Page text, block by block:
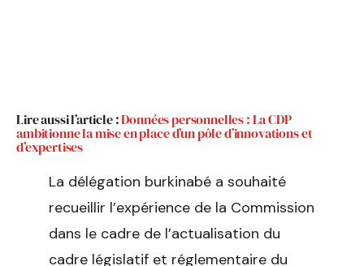
Lire aussi l’article :Données personnelles : La CDP
ambitionne la mise en place d’un pôle d’innovations et
d’expertises
La délégation burkinabé a souhaité
recueillir l’expérience de la Commission
dans le cadre de l’actualisation du
cadre législatif et réglementaire du